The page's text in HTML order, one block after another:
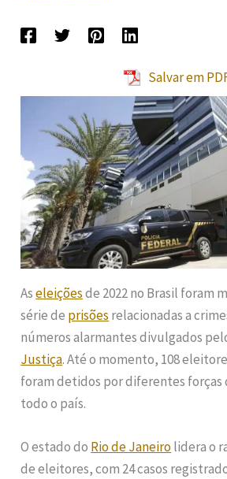
Salvar em
Aseleiçõesde 2022 no Brasil foram
série de prisões relacionadas a
números alarmantes divulgados
Justiça. Até o momento, 108
foram detidos por diferentes forças
todo o país.
O estado do Rio de Janeirolidera o
de eleitores, com 24 casos